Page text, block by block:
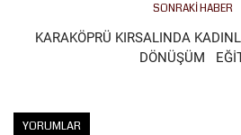
SONRAKI HABER
KARAKÖPRÜ KIRSALINDA
DÖNÜŞÜM
YORUMLAR